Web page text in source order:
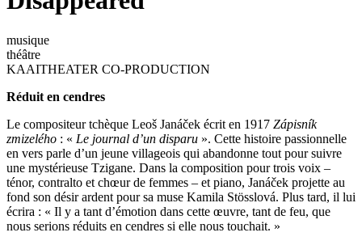
musique
théâtre
KAAITHEATER CO-PRODUCTION
Réduit en cendres
Le compositeur tchèque Leoš Janáček écrit en 1917 Zápisník
zmizelého : « Le journal d’un disparu ». Cette histoire passionnelle
en vers parle d’un jeune villageois qui abandonne tout pour suivre
une mystérieuse Tzigane. Dans la composition pour trois voix –
ténor, contralto et chœur de femmes – et piano, Janáček projette au
fond son désir ardent pour sa muse Kamila Stösslová. Plus tard, il lui
écrira : « Il y a tant d’émotion dans cette œuvre, tant de feu, que
nous serions réduits en cendres si elle nous touchait. »